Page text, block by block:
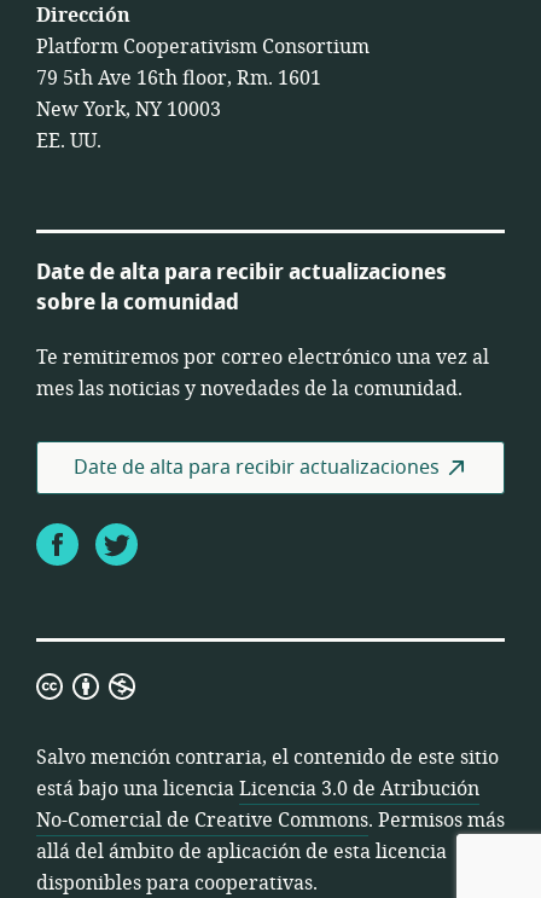
Dirección
Platform Cooperativism Consortium
79 5th Ave 16th floor, Rm. 1601
New York, NY 10003
EE. UU.
Date de alta para recibir actualizaciones
sobre la comunidad
Te remitiremos por correo electrónico una vez al
mes las noticias y novedades de la comunidad.
Date de alta para recibir actualizaciones
FacebookTwitter
Licencia
de
Atribución
No-
Comercial
de
Creative
Salvo mención contraria, el contenido de este sitio
está bajo una licenciaLicencia 3.0 de Atribución
No-Comercial de Creative Commons. Permisos más
allá del ámbito de aplicación de esta licencia
disponibles para cooperativas.